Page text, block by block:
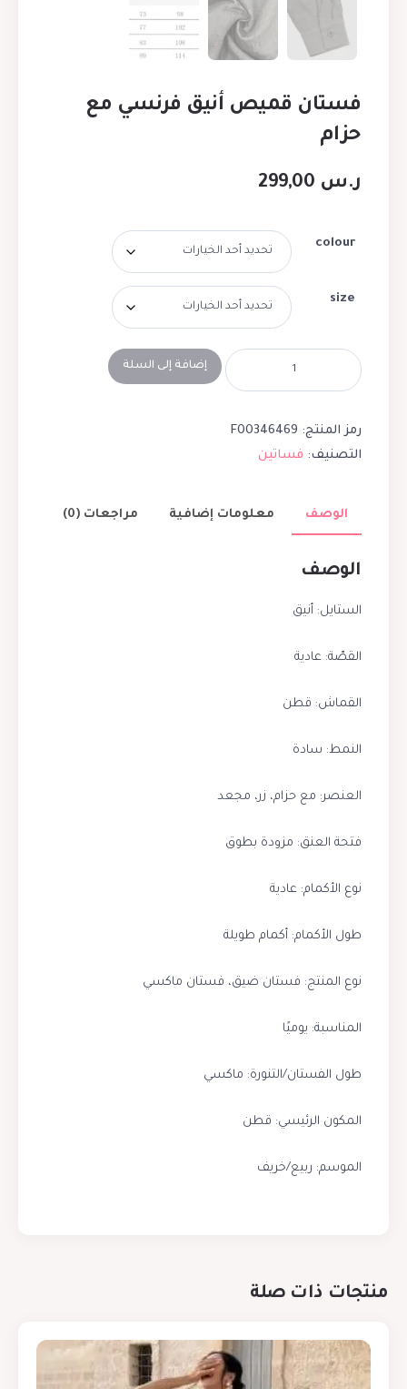
فستان قميص أنيق فرنسي مع
حزام
ر.س
colour
size
إضافة إلى السلة
رمز المنتج: F00346469
التصنيف: فساتين
الوصف معلومات إضافية مراجعات (0)
الوصف
الستايل: أنيق
القصّة: عادية
القماش: قطن
النمط: سادة
العنصر: مع حزام، زر، مجعد
فتحة العنق: مزودة بطوق
نوع الأكمام: عادية
طول الأكمام: أكمام طويلة
نوع المنتج: فستان ضيق، فستان ماكسي
المناسبة: يوميًا
طول الفستان/التنورة: ماكسي
المكون الرئيسي: قطن
الموسم: ربيع/خريف
منتجات ذات صلة